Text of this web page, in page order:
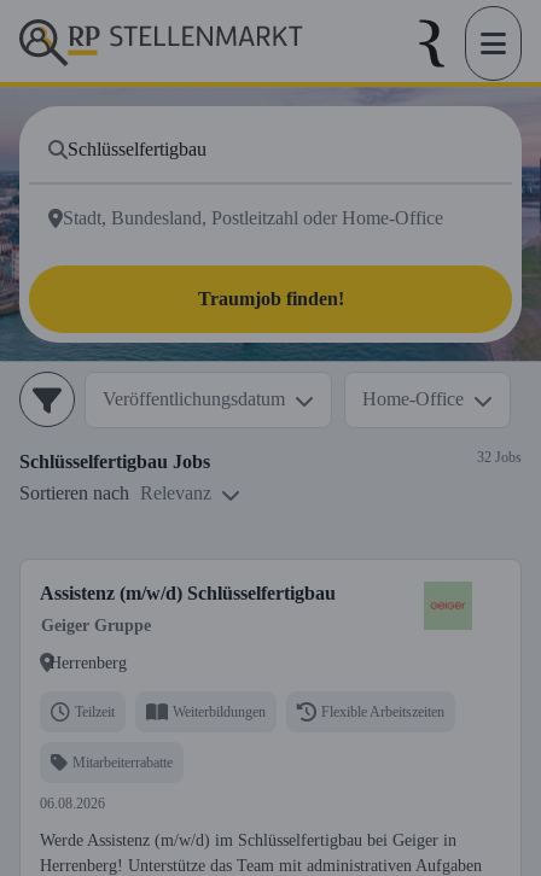
Traumjob finden!
Veröffentlichungsdatum Home-Office
Schlüsselfertigbau Jobs 32 Jobs
Sortieren nach Relevanz
Assistenz (m/w/d) Schlüsselfertigbau
Geiger Gruppe
Herrenberg
Teilzeit Weiterbildungen Flexible Arbeitszeiten
Mitarbeiterrabatte
06.08.2026
Werde Assistenz (m/w/d) im Schlüsselfertigbau bei Geiger in
Herrenberg! Unterstütze das Team mit administrativen Aufgaben